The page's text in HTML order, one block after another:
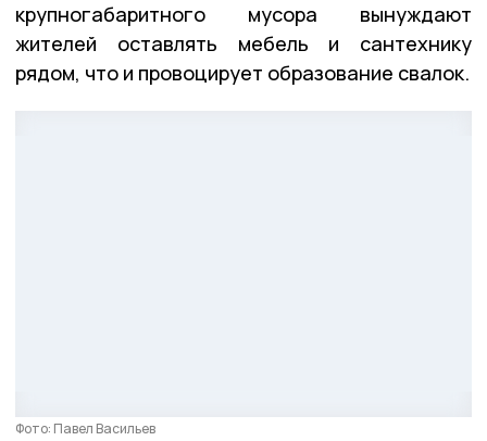
крупногабаритного мусора вынуждают
жителей оставлять мебель и сантехнику
рядом, что и провоцирует образование свалок.
Фото: Павел Васильев